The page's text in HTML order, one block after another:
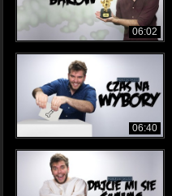
06:02
06:40